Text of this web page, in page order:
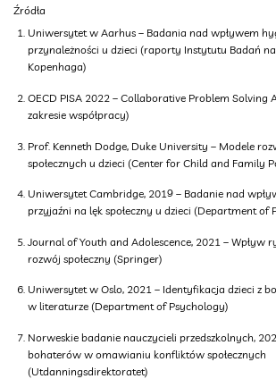
Źródła
Uniwersytet w Aarhus – Badania nad wpływem
przynależności u dzieci (raporty Instytutu Badań
Kopenhaga)
OECD PISA 2022 – Collaborative Problem Solving
zakresie współpracy)
Prof. Kenneth Dodge, Duke University – Modele
społecznych u dzieci (Center for Child and Family
Uniwersytet Cambridge, 2019 – Badanie nad
przyjaźni na lęk społeczny u dzieci (Department of
Journal of Youth and Adolescence, 2021 – Wpływ
rozwój społeczny (Springer)
Uniwersytet w Oslo, 2021 – Identyfikacja dzieci z
w literaturze (Department of Psychology)
Norweskie badanie nauczycieli przedszkolnych,
bohaterów w omawianiu konfliktów społecznych
(Utdanningsdirektoratet)